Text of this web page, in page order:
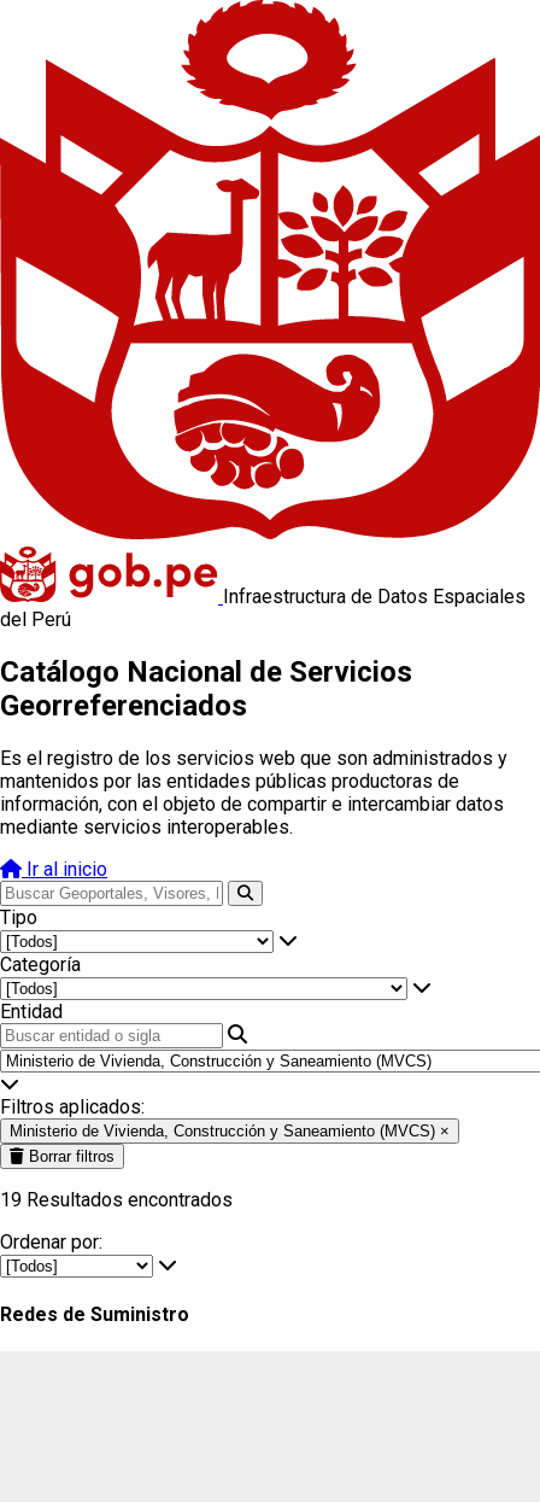
Infraestructura de Datos Espaciales
del Perú
Catálogo Nacional de Servicios
Georreferenciados
Es el registro de los servicios web que son administrados y
mantenidos por las entidades públicas productoras de
información, con el objeto de compartir e intercambiar datos
mediante servicios interoperables.
Ir al inicio
Tipo
Categoría
Entidad
Filtros aplicados:
Ministerio de Vivienda, Construcción y Saneamiento (MVCS) ×
Borrar filtros
19 Resultados encontrados
Ordenar por:
Redes de Suministro